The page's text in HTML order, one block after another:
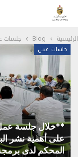
الرئيسية Blog جلسات
جلسات عمل
**خلال جلسة
على أهمية نشر
المحكم لدى